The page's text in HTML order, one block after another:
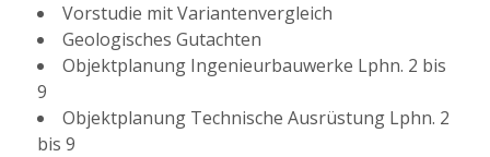
Vorstudie mit Variantenvergleich
Geologisches Gutachten
Objektplanung Ingenieurbauwerke Lphn. 2 bis
9
Objektplanung Technische Ausrüstung Lphn. 2
bis 9